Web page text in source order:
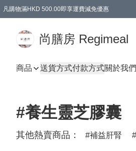
凡購物滿HKD 500.00即享運費減免優惠
尚膳房 Regimeal
商品 送貨方式付款方式關於我們
#養生靈芝膠囊
其他熱賣商品： 補益肝腎